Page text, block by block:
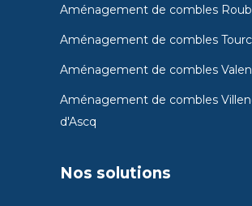
Aménagement de combles
Aménagement de combles
Aménagement de combles
Aménagement de combles
d'Ascq
Nos solutions